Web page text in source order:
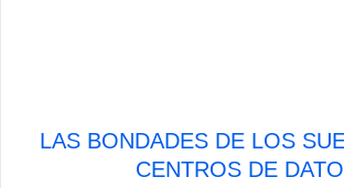
LAS BONDADES DE LOS
CENTROS DE